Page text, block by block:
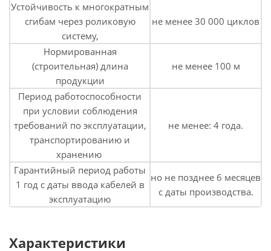
Устойчивость к многократным
сгибам через роликовую
систему,
не менее 30 000 циклов
Нормированная
(строительная) длина
продукции
не менее 100 м
Период работоспособности
при условии соблюдения
требований по эксплуатации,
транспортированию и
хранению
не менее: 4 года.
Гарантийный период работы
1 год с даты ввода кабелей в
эксплуатацию
но не позднее 6 месяцев
с даты производства.
Характеристики